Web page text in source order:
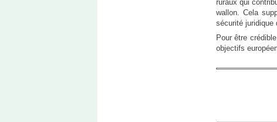
ruraux qui
wallon. Cela
sécurité juridique
Pour être
objectifs